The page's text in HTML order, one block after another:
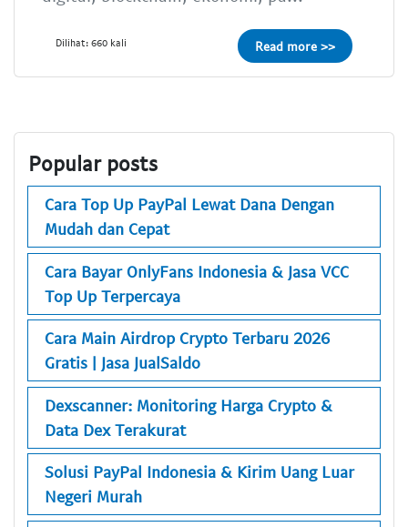
Dilihat: 660 kali Read more >>
Popular posts
Cara Top Up PayPal Lewat Dana Dengan
Mudah dan Cepat
Cara Bayar OnlyFans Indonesia & Jasa VCC
Top Up Terpercaya
Cara Main Airdrop Crypto Terbaru 2026
Gratis | Jasa JualSaldo
Dexscanner: Monitoring Harga Crypto &
Data Dex Terakurat
Solusi PayPal Indonesia & Kirim Uang Luar
Negeri Murah